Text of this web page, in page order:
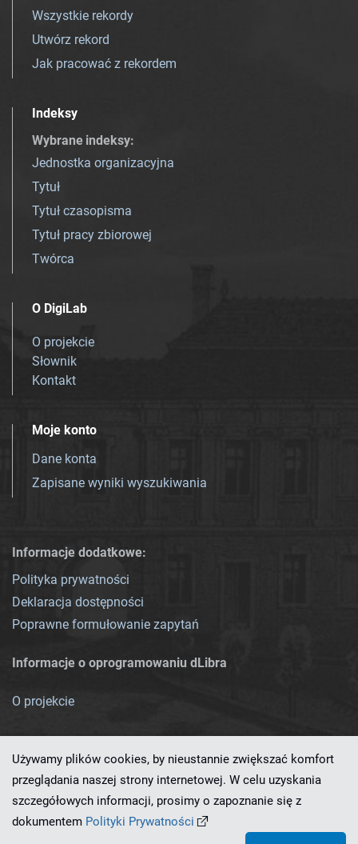
Wszystkie rekordy
Utwórz rekord
Jak pracować z rekordem
Indeksy
Wybrane indeksy:
Jednostka organizacyjna
Tytuł
Tytuł czasopisma
Tytuł pracy zbiorowej
Twórca
O DigiLab
O projekcie
Słownik
Kontakt
Moje konto
Dane konta
Zapisane wyniki wyszukiwania
Informacje dodatkowe:
Polityka prywatności
Deklaracja dostępności
Poprawne formułowanie zapytań
Informacje o oprogramowaniu dLibra
O projekcie
Ten serwis działa dzięki oprogramowaniu
Używamy plików cookies, by nieustannie zwiększać komfort
przeglądania naszej strony internetowej. W celu uzyskania
szczegółowych informacji, prosimy o zapoznanie się z
dokumentem Polityki Prywatności